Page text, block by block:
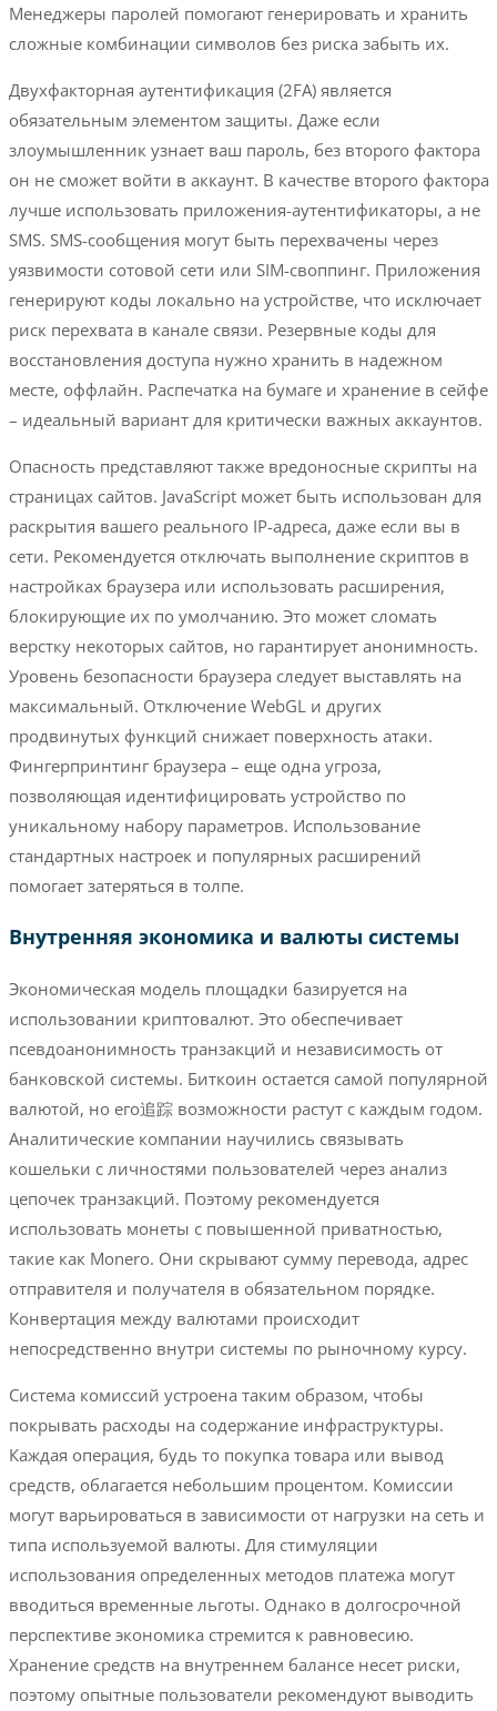
Менеджеры паролей помогают генерировать и хранить
сложные комбинации символов без риска забыть их.
Двухфакторная аутентификация (2FA) является
обязательным элементом защиты. Даже если
злоумышленник узнает ваш пароль, без второго фактора
он не сможет войти в аккаунт. В качестве второго фактора
лучше использовать приложения-аутентификаторы, а не
SMS. SMS-сообщения могут быть перехвачены через
уязвимости сотовой сети или SIM-своппинг. Приложения
генерируют коды локально на устройстве, что исключает
риск перехвата в канале связи. Резервные коды для
восстановления доступа нужно хранить в надежном
месте, оффлайн. Распечатка на бумаге и хранение в сейфе
– идеальный вариант для критически важных аккаунтов.
Опасность представляют также вредоносные скрипты на
страницах сайтов. JavaScript может быть использован для
раскрытия вашего реального IP-адреса, даже если вы в
сети. Рекомендуется отключать выполнение скриптов в
настройках браузера или использовать расширения,
блокирующие их по умолчанию. Это может сломать
верстку некоторых сайтов, но гарантирует анонимность.
Уровень безопасности браузера следует выставлять на
максимальный. Отключение WebGL и других
продвинутых функций снижает поверхность атаки.
Фингерпринтинг браузера – еще одна угроза,
позволяющая идентифицировать устройство по
уникальному набору параметров. Использование
стандартных настроек и популярных расширений
помогает затеряться в толпе.
Внутренняя экономика и валюты системы
Экономическая модель площадки базируется на
использовании криптовалют. Это обеспечивает
псевдоанонимность транзакций и независимость от
банковской системы. Биткоин остается самой популярной
валютой, но его追踪 возможности растут с каждым годом.
Аналитические компании научились связывать
кошельки с личностями пользователей через анализ
цепочек транзакций. Поэтому рекомендуется
использовать монеты с повышенной приватностью,
такие как Monero. Они скрывают сумму перевода, адрес
отправителя и получателя в обязательном порядке.
Конвертация между валютами происходит
непосредственно внутри системы по рыночному курсу.
Система комиссий устроена таким образом, чтобы
покрывать расходы на содержание инфраструктуры.
Каждая операция, будь то покупка товара или вывод
средств, облагается небольшим процентом. Комиссии
могут варьироваться в зависимости от нагрузки на сеть и
типа используемой валюты. Для стимуляции
использования определенных методов платежа могут
вводиться временные льготы. Однако в долгосрочной
перспективе экономика стремится к равновесию.
Хранение средств на внутреннем балансе несет риски,
поэтому опытные пользователи рекомендуют выводить